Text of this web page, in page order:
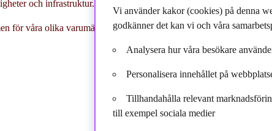
och infrastruktur. Vi erbjuder även diskretionär förvaltning och
för våra olika varumärken som kompletterar varandra:
Vi använder kakor (cookies) på denna
godkänner det kan vi och våra
Analysera hur våra besökare
Personalisera innehållet på
Tillhandahålla relevant
till exempel sociala medier